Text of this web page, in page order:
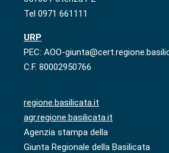
Tel 0971 661111
URP
PEC: AOO-
C.F. 80002950766
regione.basilicata.it
agr.regione.basilicata.it
Agenzia stampa della
Giunta Regionale della Basilicata